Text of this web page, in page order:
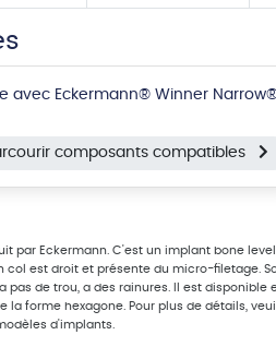
avec Eckermann® Winner
composants compatibles
par Eckermann. C'est un implant bone
col est droit et présente du micro-filetage.
pas de trou, a des rainures. Il est
forme hexagone. Pour plus de détails,
d'implants.